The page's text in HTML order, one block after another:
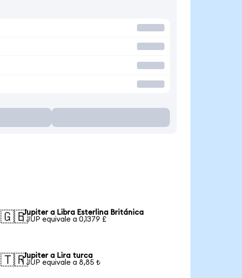
🇬🇧Jupiter a Libra Esterlina Británica
1 JUP equivale a 0,1379 £
🇹🇷Jupiter a Lira turca
1 JUP equivale a 8,85 ₺